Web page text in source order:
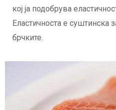
кој ја подобрува
Еластичноста е суштинска
брчките.